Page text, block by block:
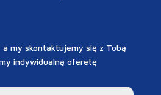
a my skontaktujemy się z Tobą
indywidualną oferetę